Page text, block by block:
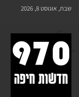
שבת, אוגוסט 8, 2026